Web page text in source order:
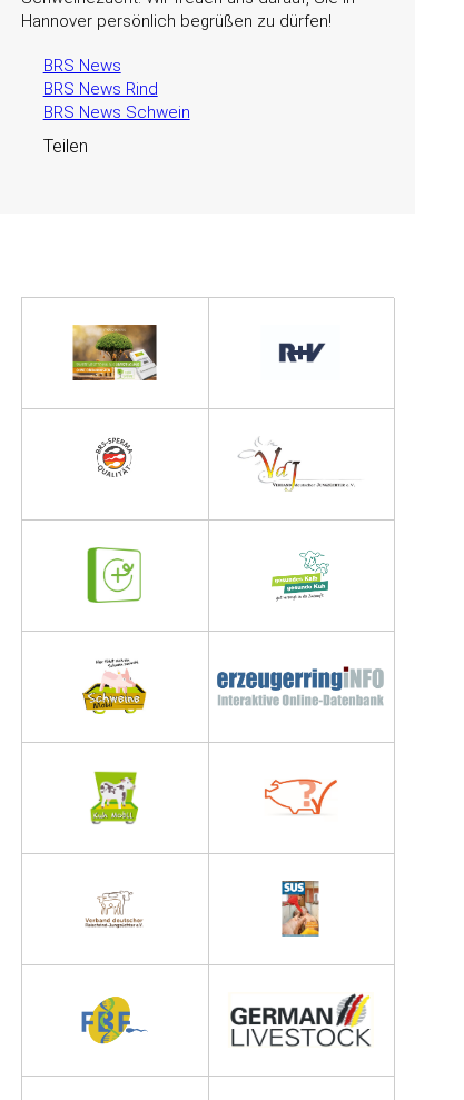
Hannover persönlich begrüßen zu dürfen!
BRS News
BRS News Rind
BRS News Schwein
Teilen